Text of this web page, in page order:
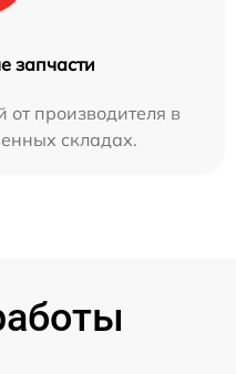
запчасти
от производителя в
складах.